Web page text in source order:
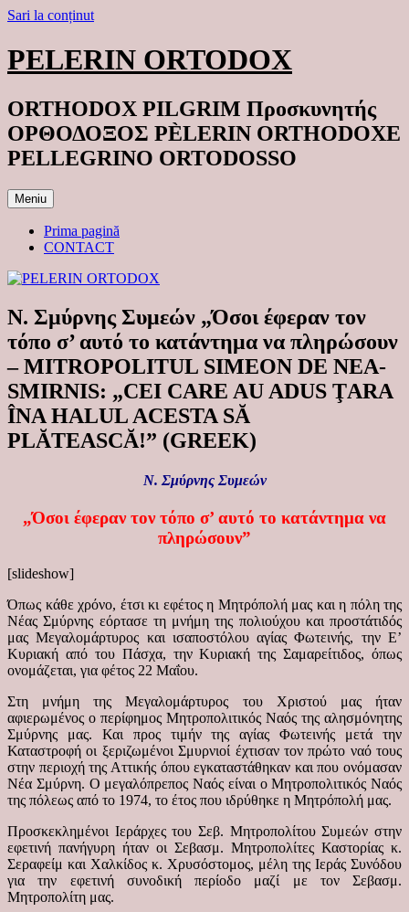
Sari la conținut
PELERIN ORTODOX
ORTHODOX PILGRIM Προσκυνητής
ΟΡΘΟΔΟΞΟΣ PÈLERIN ORTHODOXE
PELLEGRINO ORTODOSSO
Meniu
Prima pagină
CONTACT
Ν. Σμύρνης Συμεών „Όσοι έφεραν τον
τόπο σ’ αυτό το κατάντημα να πληρώσουν
– MITROPOLITUL SIMEON DE NEA-
SMIRNIS: „CEI CARE AU ADUS ŢARA
ÎNA HALUL ACESTA SĂ
PLĂTEASCĂ!” (GREEK)
Ν. Σμύρνης Συμεών
„Όσοι έφεραν τον τόπο σ’ αυτό το κατάντημα να
πληρώσουν”
[slideshow]
Όπως κάθε χρόνο, έτσι κι εφέτος η Μητρόπολή μας και η πόλη της
Νέας Σμύρνης εόρτασε τη μνήμη της πολιούχου και προστάτιδός
μας Μεγαλομάρτυρος και ισαποστόλου αγίας Φωτεινής, την Ε’
Κυριακή από του Πάσχα, την Κυριακή της Σαμαρείτιδος, όπως
ονομάζεται, για φέτος 22 Μαΐου.
Στη μνήμη της Μεγαλομάρτυρος του Χριστού μας ήταν
αφιερωμένος ο περίφημος Μητροπολιτικός Ναός της αλησμόνητης
Σμύρνης μας. Και προς τιμήν της αγίας Φωτεινής μετά την
Καταστροφή οι ξεριζωμένοι Σμυρνιοί έχτισαν τον πρώτο ναό τους
στην περιοχή της Αττικής όπου εγκαταστάθηκαν και που ονόμασαν
Νέα Σμύρνη. Ο μεγαλόπρεπος Ναός είναι ο Μητροπολιτικός Ναός
της πόλεως από το 1974, το έτος που ιδρύθηκε η Μητρόπολή μας.
Προσκεκλημένοι Ιεράρχες του Σεβ. Μητροπολίτου Συμεών στην
εφετινή πανήγυρη ήταν οι Σεβασμ. Μητροπολίτες Καστορίας κ.
Σεραφείμ και Χαλκίδος κ. Χρυσόστομος, μέλη της Ιεράς Συνόδου
για την εφετινή συνοδική περίοδο μαζί με τον Σεβασμ.
Μητροπολίτη μας.